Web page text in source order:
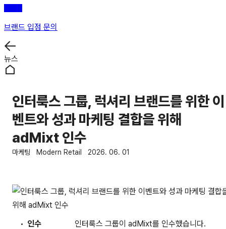
브랜드 입점 문의
뉴스
인터룩스 그룹, 럭셔리 브랜드를 위한 이
벤트와 성과 마케팅 결합을 위해
adMixt 인수
마케팅 Modern Retail 2026. 06. 01
인수
인터룩스 그룹이 adMixt를 인수했습니다.